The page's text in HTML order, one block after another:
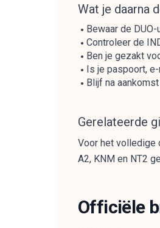
Wat je daarna
Bewaar de
Controleer de
Ben je gezakt
Is je paspoort,
Blijf na
Gerelateerde
Voor het volledige
A2, KNM en NT2
Officiële